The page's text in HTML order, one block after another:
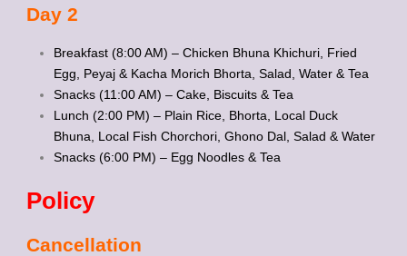
Day 2
Breakfast (8:00 AM) – Chicken Bhuna Khichuri, Fried
Egg, Peyaj & Kacha Morich Bhorta, Salad, Water & Tea
Snacks (11:00 AM) – Cake, Biscuits & Tea
Lunch (2:00 PM) – Plain Rice, Bhorta, Local Duck
Bhuna, Local Fish Chorchori, Ghono Dal, Salad & Water
Snacks (6:00 PM) – Egg Noodles & Tea
Policy
Cancellation